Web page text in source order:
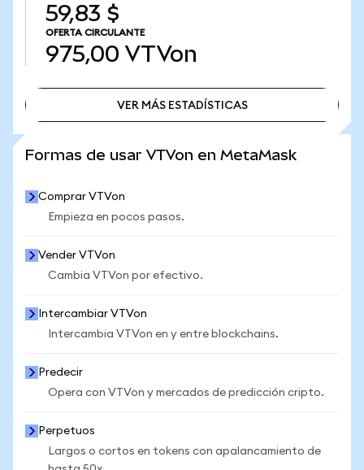
59,83 $
OFERTA CIRCULANTE
975,00 VTVon
VER MÁS ESTADÍSTICAS
Formas de usar VTVon en MetaMask
Comprar VTVon
Empieza en pocos pasos.
Vender VTVon
Cambia VTVon por efectivo.
Intercambiar VTVon
Intercambia VTVon en y entre blockchains.
Predecir
Opera con VTVon y mercados de predicción cripto.
Perpetuos
Largos o cortos en tokens con apalancamiento de